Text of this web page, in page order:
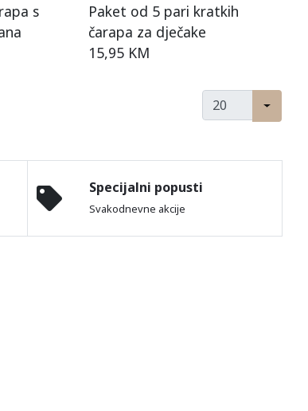
s
Paket od 5 pari kratkih
čarapa za dječake
15,95 KM
Specijalni popusti
Svakodnevne akcije